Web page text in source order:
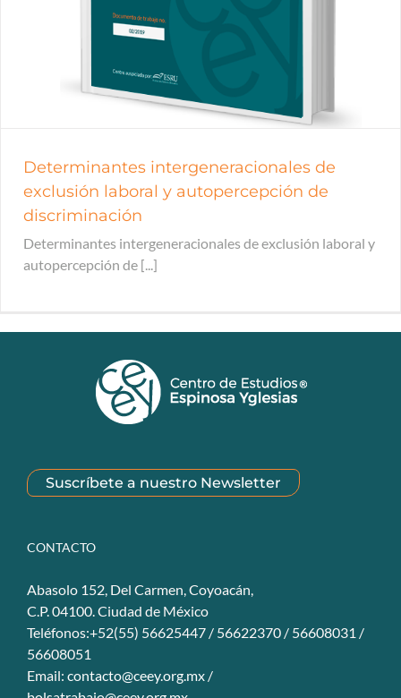
Determinantes intergeneracionales de
exclusión laboral y autopercepción de
discriminación
Determinantes intergeneracionales de exclusión laboral y
autopercepción de [...]
Suscríbete a nuestro Newsletter
CONTACTO
Abasolo 152, Del Carmen, Coyoacán,
C.P. 04100. Ciudad de México
Teléfonos:+52(55) 56625447 / 56622370 / 56608031 /
56608051
Email: contacto@ceey.org.mx /